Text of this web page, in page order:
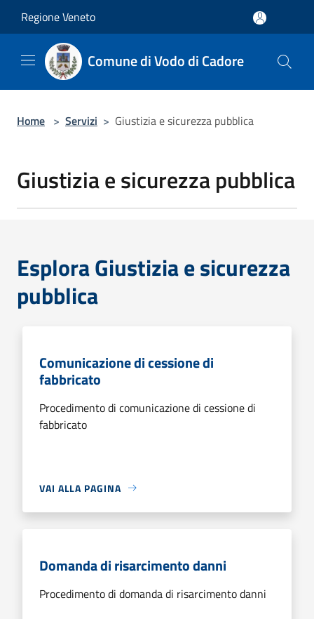
Regione Veneto
Comune di Vodo di Cadore
Home > Servizi > Giustizia e sicurezza pubblica
Giustizia e sicurezza pubblica
Esplora Giustizia e sicurezza
pubblica
Comunicazione di cessione di
fabbricato
Procedimento di comunicazione di cessione di
fabbricato
VAI ALLA PAGINA
Domanda di risarcimento danni
Procedimento di domanda di risarcimento danni